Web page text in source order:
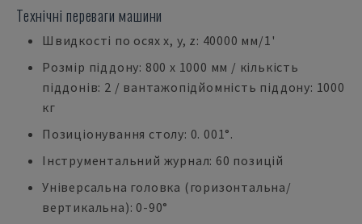
Технічні переваги машини
Швидкості по осях x, y, z: 40000 мм/1'
Розмір піддону: 800 х 1000 мм / кількість
піддонів: 2 / вантажопідйомність піддону: 1000
кг
Позиціонування столу: 0. 001°.
Інструментальний журнал: 60 позицій
Універсальна головка (горизонтальна/
вертикальна): 0-90°